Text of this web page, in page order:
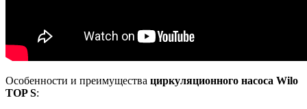
Особенности и преимущества циркуляционного насоса Wilo
TOP S: